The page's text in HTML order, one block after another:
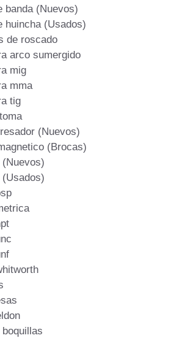
banda (Nuevos)
huincha (Usados)
de roscado
arco sumergido
mig
mma
tig
(Nuevos)
(Brocas)
(Nuevos)
(Usados)